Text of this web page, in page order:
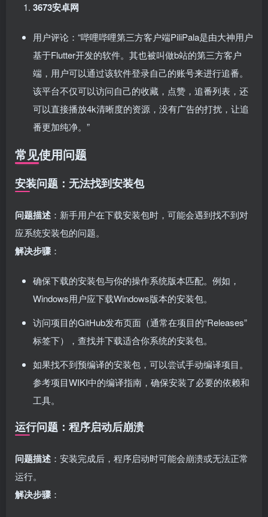
3673安卓网
用户评论：“哔哩哔哩第三方客户端PiliPala是由大神用户
基于Flutter开发的软件。其也被叫做b站的第三方客户
端，用户可以通过该软件登录自己的账号来进行追番。
该平台不仅可以访问自己的收藏，点赞，追番列表，还
可以直接播放4k清晰度的资源，没有广告的打扰，让追
番更加纯净。”
常见使用问题
安装问题：无法找到安装包
问题描述 ：新手用户在下载安装包时，可能会遇到找不到对
应系统安装包的问题。
解决步骤 ：
确保下载的安装包与你的操作系统版本匹配。例如，
Windows用户应下载Windows版本的安装包。
访问项目的GitHub发布页面（通常在项目的“Releases”
标签下），查找并下载适合你系统的安装包。
如果找不到预编译的安装包，可以尝试手动编译项目。
参考项目WIKI中的编译指南，确保安装了必要的依赖和
工具。
运行问题：程序启动后崩溃
问题描述 ：安装完成后，程序启动时可能会崩溃或无法正常
运行。
解决步骤 ：